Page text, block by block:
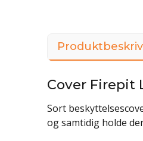
Cover Firepit
Sort
og samtidig holde